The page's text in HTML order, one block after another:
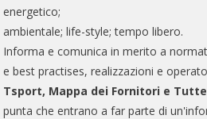
energetico;
ambientale; life-style; tempo libero.
Informa e comunica in merito a
e best practises, realizzazioni e
Tsport, Mappa dei Fornitori e
punta che entrano a far parte di